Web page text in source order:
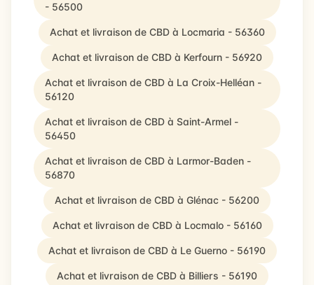
- 56500
Achat et livraison de CBD à Locmaria - 56360
Achat et livraison de CBD à Kerfourn - 56920
Achat et livraison de CBD à La Croix-Helléan -
56120
Achat et livraison de CBD à Saint-Armel -
56450
Achat et livraison de CBD à Larmor-Baden -
56870
Achat et livraison de CBD à Glénac - 56200
Achat et livraison de CBD à Locmalo - 56160
Achat et livraison de CBD à Le Guerno - 56190
Achat et livraison de CBD à Billiers - 56190